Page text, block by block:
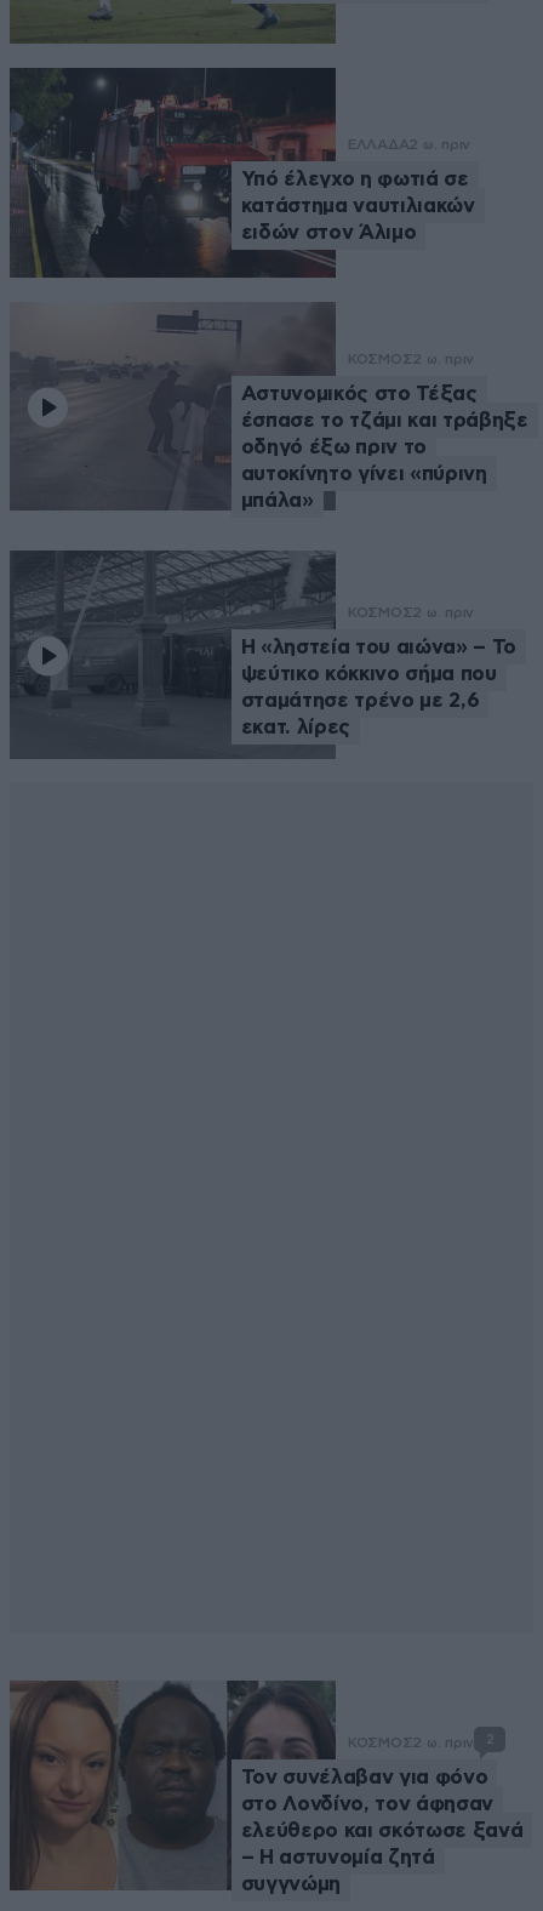
ΕΛΛΑΔΑ2 ω. πριν
Υπό έλεγχο η φωτιά σε
κατάστημα ναυτιλιακών
ειδών στον Άλιμο
ΚΟΣΜΟΣ2 ω. πριν
Αστυνομικός στο Τέξας
έσπασε το τζάμι και τράβηξε
οδηγό έξω πριν το
αυτοκίνητο γίνει «πύρινη
μπάλα»
ΚΟΣΜΟΣ2 ω. πριν
Η «ληστεία του αιώνα» – Το
ψεύτικο κόκκινο σήμα που
σταμάτησε τρένο με 2,6
εκατ. λίρες
ΚΟΣΜΟΣ2 ω. πριν 2
Τον συνέλαβαν για φόνο
στο Λονδίνο, τον άφησαν
ελεύθερο και σκότωσε ξανά
– Η αστυνομία ζητά
συγγνώμη